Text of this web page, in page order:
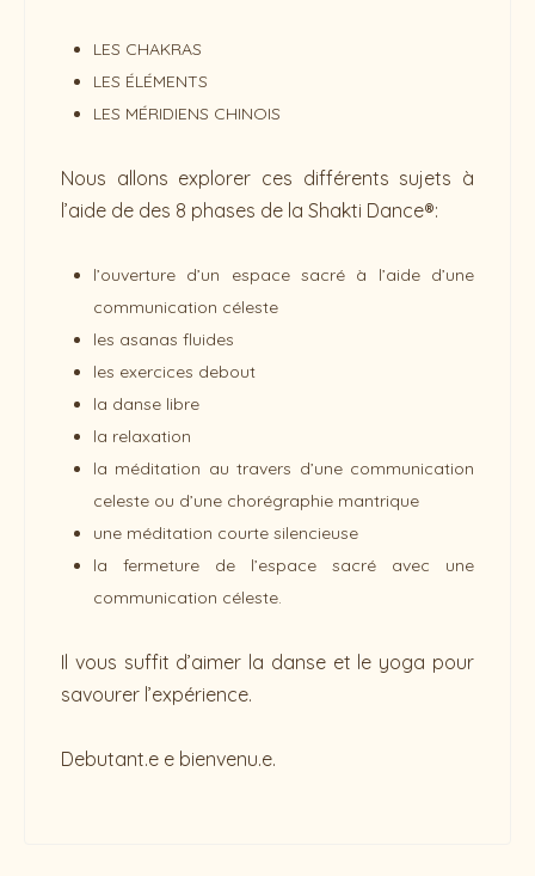
LES CHAKRAS
LES ÉLÉMENTS
LES MÉRIDIENS CHINOIS
Nous allons explorer ces différents sujets à
l’aide de des 8 phases de la Shakti Dance®:
l’ouverture d’un espace sacré à l’aide d’une
communication céleste
les asanas fluides
les exercices debout
la danse libre
la relaxation
la méditation au travers d’une communication
celeste ou d’une chorégraphie mantrique
une méditation courte silencieuse
la fermeture de l’espace sacré avec une
communication céleste.
Il vous suffit d’aimer la danse et le yoga pour
savourer l’expérience.
Debutant.e e bienvenu.e.